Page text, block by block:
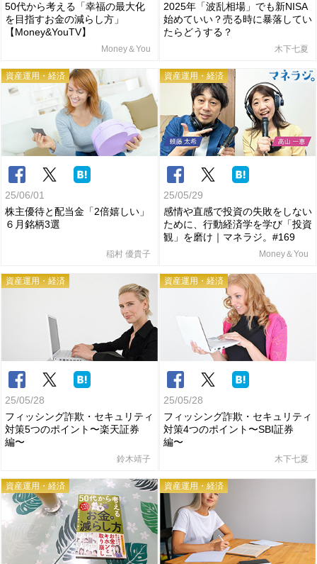
50代から考える「幸福の最大化
を目指すお金の減らし方」
【Money&YouTV】
Money＆You
2025年「波乱相場」でも新NISA
始めていい？売る時に暴落してい
たらどうする？
木下七夏
資産運用・経済
25/06/01
株主優待と配当金「2倍嬉しい」
６月銘柄3選
稲村 優貴子
資産運用・経済
25/05/29
感情や直感で投資の失敗をしない
ために、行動経済学を学び「投資
観」を磨け｜マネラジ。#169
Money＆You
資産運用・経済
25/05/28
フィッシング詐欺・セキュリティ
対策5つのポイント〜楽天証券
編〜
鈴木靖子
資産運用・経済
25/05/28
フィッシング詐欺・セキュリティ
対策4つのポイント〜SBI証券
編〜
木下七夏
資産運用・経済 資産運用・経済